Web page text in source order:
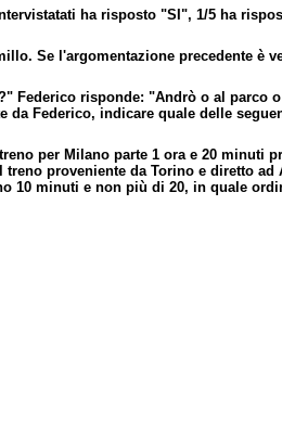
ha risposto "SI", 1/5 ha
Se l'argomentazione precedente è
Federico risponde: "Andrò o al
Federico, indicare quale delle
per Milano parte 1 ora e 20 minuti
proveniente da Torino e diretto
10 minuti e non più di 20, in quale